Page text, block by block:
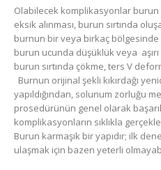
Olabilecek komplikasyonlar burun
eksik alınması, burun sırtında
burnun bir veya birkaç
burun ucunda düşüklük veya
burun sırtında çökme, ters V
Burnun orijinal şekli kıkırdağı
yapıldığından, solunum zorluğu
prosedürünün genel olarak
komplikasyonların sıklıkla
Burun karmaşık bir yapıdır; ilk
ulaşmak için bazen yeterli